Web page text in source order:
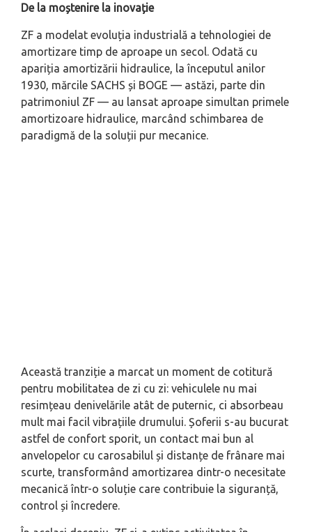
De la moștenire la inovație
ZF a modelat evoluția industrială a tehnologiei de
amortizare timp de aproape un secol. Odată cu
apariția amortizării hidraulice, la începutul anilor
1930, mărcile SACHS și BOGE — astăzi, parte din
patrimoniul ZF — au lansat aproape simultan primele
amortizoare hidraulice, marcând schimbarea de
paradigmă de la soluții pur mecanice.
Această tranziție a marcat un moment de cotitură
pentru mobilitatea de zi cu zi: vehiculele nu mai
resimțeau denivelările atât de puternic, ci absorbeau
mult mai facil vibrațiile drumului. Șoferii s-au bucurat
astfel de confort sporit, un contact mai bun al
anvelopelor cu carosabilul și distanțe de frânare mai
scurte, transformând amortizarea dintr-o necesitate
mecanică într-o soluție care contribuie la siguranță,
control și încredere.